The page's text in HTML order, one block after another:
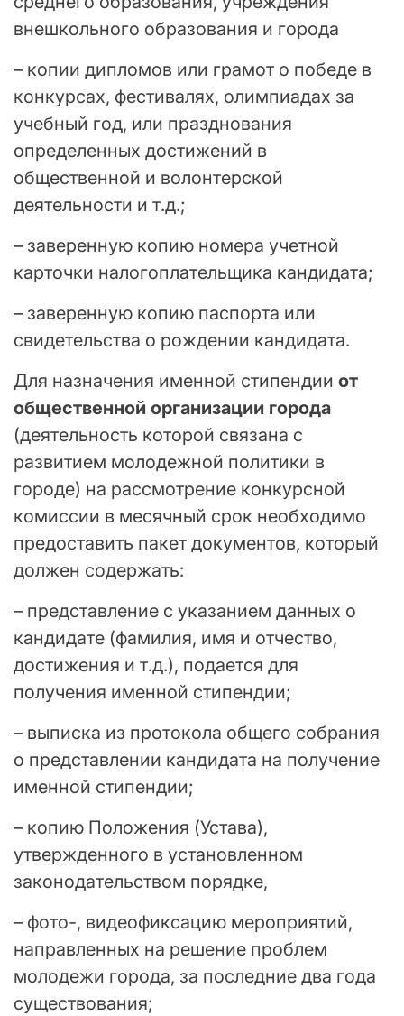
внешкольного образования и города
– копии дипломов или грамот о победе в
конкурсах, фестивалях, олимпиадах за
учебный год, или празднования
определенных достижений в
общественной и волонтерской
деятельности и т.д.;
– заверенную копию номера учетной
карточки налогоплательщика кандидата;
– заверенную копию паспорта или
свидетельства о рождении кандидата.
Для назначения именной стипендии от
общественной организации города
(деятельность которой связана с
развитием молодежной политики в
городе) на рассмотрение конкурсной
комиссии в месячный срок необходимо
предоставить пакет документов, который
должен содержать:
– представление с указанием данных о
кандидате (фамилия, имя и отчество,
достижения и т.д.), подается для
получения именной стипендии;
– выписка из протокола общего собрания
о представлении кандидата на получение
именной стипендии;
– копию Положения (Устава),
утвержденного в установленном
законодательством порядке,
– фото-, видеофиксацию мероприятий,
направленных на решение проблем
молодежи города, за последние два года
существования;